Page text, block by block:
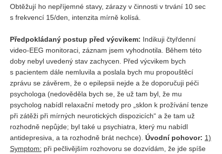
Obtěžují ho nepříjemné stavy, zárazy v činnosti v trvání 10 sec
s frekvencí 15/den, intenzita mírně kolísá.
Předpokládaný postup před výcvikem: Indikuji čtyřdenní
video-EEG monitoraci, záznam jsem vyhodnotila. Během této
doby nebyl uvedený stav zachycen. Před výcvikem bych
s pacientem dále nemluvila a poslala bych mu propouštěcí
zprávu se závěrem, že o epilepsii nejde a že doporučuji péči
psychologa (nedověděla bych se, že už tam byl, že mu
psycholog nabídl relaxační metody pro „sklon k prožívání tenze
při zátěži při mírných neurotických dispozicích“ a že tam už
rozhodně nepůjde; byl také u psychiatra, který mu nabídl
antidepresiva, a ta rozhodně brát nechce). Úvodní pohovor: 1)
Symptom: při pečlivějším rozhovoru se dozvídám, že jde spíše